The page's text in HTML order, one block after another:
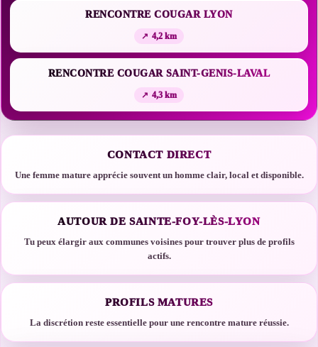
RENCONTRE COUGAR LYON
4,2 km
RENCONTRE COUGAR SAINT-GENIS-LAVAL
4,3 km
CONTACT DIRECT
Une femme mature apprécie souvent un homme clair, local et disponible.
AUTOUR DE SAINTE-FOY-LÈS-LYON
Tu peux élargir aux communes voisines pour trouver plus de profils
actifs.
PROFILS MATURES
La discrétion reste essentielle pour une rencontre mature réussie.